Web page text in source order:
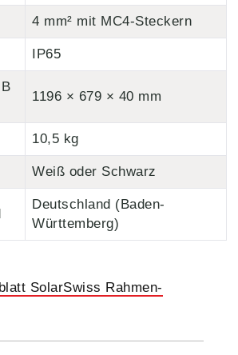
4 mm² mit MC4-Steckern
IP65
1196 × 679 × 40 mm
10,5 kg
Weiß oder Schwarz
Deutschland (Baden-
Württemberg)
SolarSwiss Rahmen-